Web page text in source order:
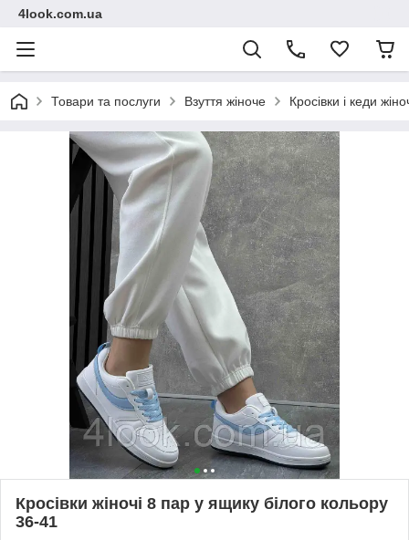
4look.com.ua
Товари та послуги Взуття жіноче Кросівки і кеди
Кросівки жіночі 8 пар у ящику білого кольору
36-41